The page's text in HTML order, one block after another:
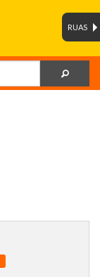
RUAS